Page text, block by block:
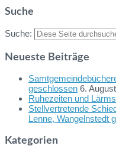
Suche
Suche:
Neueste Beiträge
geschlossen 6.
Ruhezeiten und
Stellvertretende
Lenne, Wangelnstedt
Kategorien